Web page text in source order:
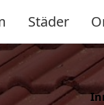
Städer